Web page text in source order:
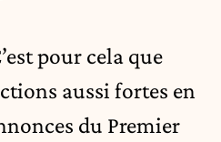
pour cela que
aussi fortes en
du Premier